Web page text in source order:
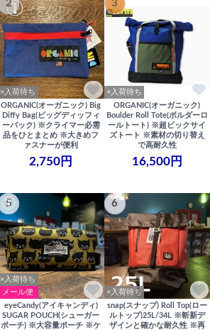
2
×入荷待ち
ORGANIC(オーガニック) Big
Diffy Bag(ビッグディッフィ
ーバック) ※クライマー必需
品をひとまとめ ※大きめフ
ァスナーが便利
2,750円
3
×入荷待ち
ORGANIC(オーガニック)
Boulder Roll Tote(ボルダーロ
ールトート) ※超ビックサイ
ズトート ※素材の切り替え
で高耐久性
16,500円
5
×入荷待ち
メール便
eyeCandy(アイキャンディ)
SUGAR POUCH(シューガー
ポーチ) ※大容量ポーチ ※ケ
6
×入荷待ち
snap(スナップ) Roll Top(ロー
ルトップ)25L/34L ※斬新デ
ザインと確かな耐久性 ※再